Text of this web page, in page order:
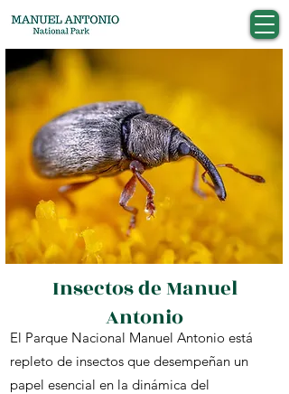
Insectos de Manuel
Antonio
El Parque Nacional Manuel Antonio está
repleto de insectos que desempeñan un
papel esencial en la dinámica del